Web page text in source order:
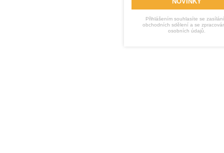
Přihlášením souhlasíte se
obchodních sdělení a se
osobních údajů.